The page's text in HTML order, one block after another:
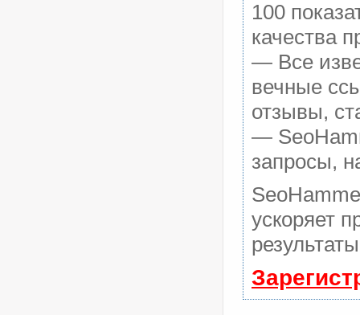
100
качества
— Все
вечные
отзывы,
—
запросы,
ускоряет